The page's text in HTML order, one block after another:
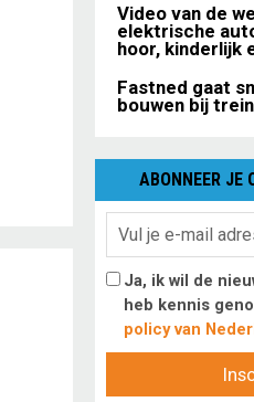
Video van de
elektrische
hoor, kinderlijk
Fastned gaat
bouwen bij
ABONNEER JE
Ja, ik wil de
heb kennis
policy van